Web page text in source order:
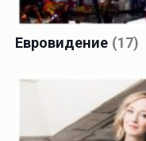
Евровидение (17)